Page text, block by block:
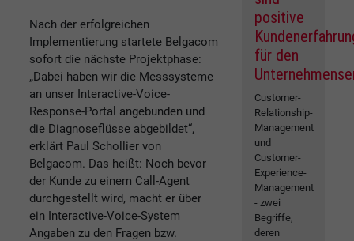
Nach der erfolgreichen
Implementierung startete Belgacom
sofort die nächste Projektphase:
„Dabei haben wir die Messsysteme
an unser Interactive-Voice-
Response-Portal angebunden und
die Diagnoseflüsse abgebildet“,
erklärt Paul Schollier von
Belgacom. Das heißt: Noch bevor
der Kunde zu einem Call-Agent
durchgestellt wird, macht er über
ein Interactive-Voice-System
Angaben zu den Fragen bzw.
positive
für den
Customer-
Relationship-
Management
und
Customer-
Experience-
Management
- zwei
Begriffe,
deren